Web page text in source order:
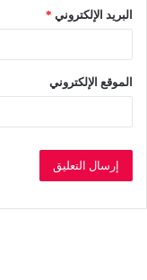
البريد الإلكتروني *
الموقع الإلكتروني